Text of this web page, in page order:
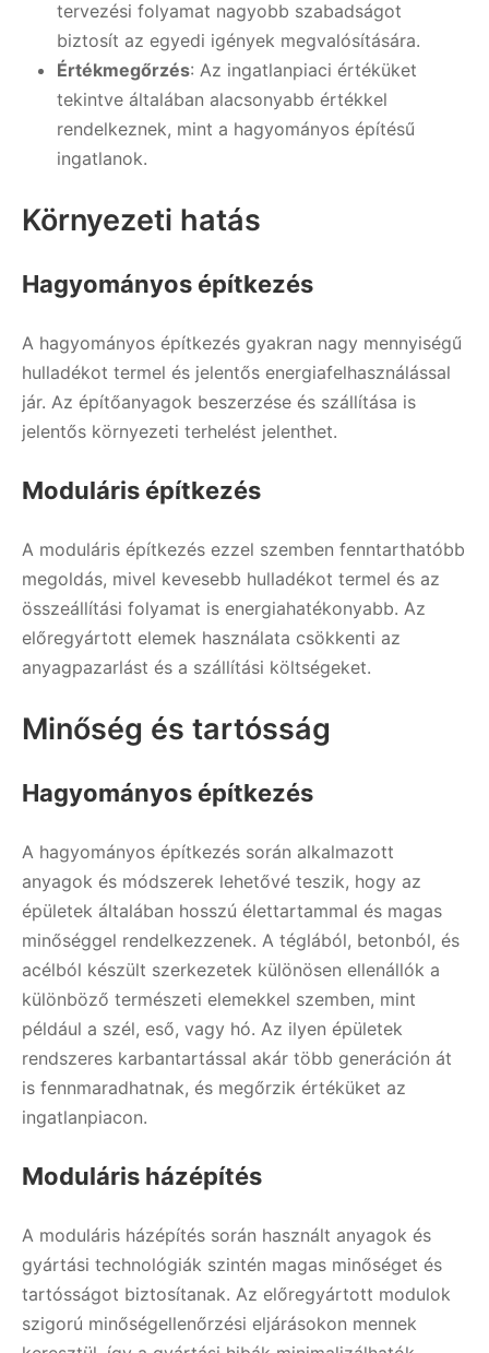
tervezési folyamat nagyobb szabadságot
biztosít az egyedi igények megvalósítására.
Értékmegőrzés: Az ingatlanpiaci értéküket
tekintve általában alacsonyabb értékkel
rendelkeznek, mint a hagyományos építésű
ingatlanok.
Környezeti hatás
Hagyományos építkezés
A hagyományos építkezés gyakran nagy mennyiségű
hulladékot termel és jelentős energiafelhasználással
jár. Az építőanyagok beszerzése és szállítása is
jelentős környezeti terhelést jelenthet.
Moduláris építkezés
A moduláris építkezés ezzel szemben fenntarthatóbb
megoldás, mivel kevesebb hulladékot termel és az
összeállítási folyamat is energiahatékonyabb. Az
előregyártott elemek használata csökkenti az
anyagpazarlást és a szállítási költségeket.
Minőség és tartósság
Hagyományos építkezés
A hagyományos építkezés során alkalmazott
anyagok és módszerek lehetővé teszik, hogy az
épületek általában hosszú élettartammal és magas
minőséggel rendelkezzenek. A téglából, betonból, és
acélból készült szerkezetek különösen ellenállók a
különböző természeti elemekkel szemben, mint
például a szél, eső, vagy hó. Az ilyen épületek
rendszeres karbantartással akár több generáción át
is fennmaradhatnak, és megőrzik értéküket az
ingatlanpiacon.
Moduláris házépítés
A moduláris házépítés során használt anyagok és
gyártási technológiák szintén magas minőséget és
tartósságot biztosítanak. Az előregyártott modulok
szigorú minőségellenőrzési eljárásokon mennek